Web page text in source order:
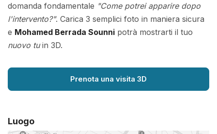
domanda fondamentale "Come potrei apparire dopo
l'intervento?". Carica 3 semplici foto in maniera sicura
e Mohamed Berrada Sounni potrà mostrarti il tuo
nuovo tuin 3D.
Prenota una visita 3D
Luogo